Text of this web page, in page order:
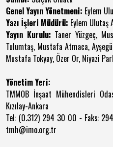
Genel Yayın Yönetmeni: Eylem
Yazı İşleri Müdürü: Eylem Ulutaş
Yayın Kurulu: Taner Yüzgeç,
Tulumtaş, Mustafa Atmaca,
Mustafa Tokyay, Özer Or, Niyazi
Yönetim Yeri:
TMMOB İnşaat Mühendisleri
Kızılay-Ankara
Tel: (0.312) 294 30 00 - Faks:
tmh@imo.org.tr